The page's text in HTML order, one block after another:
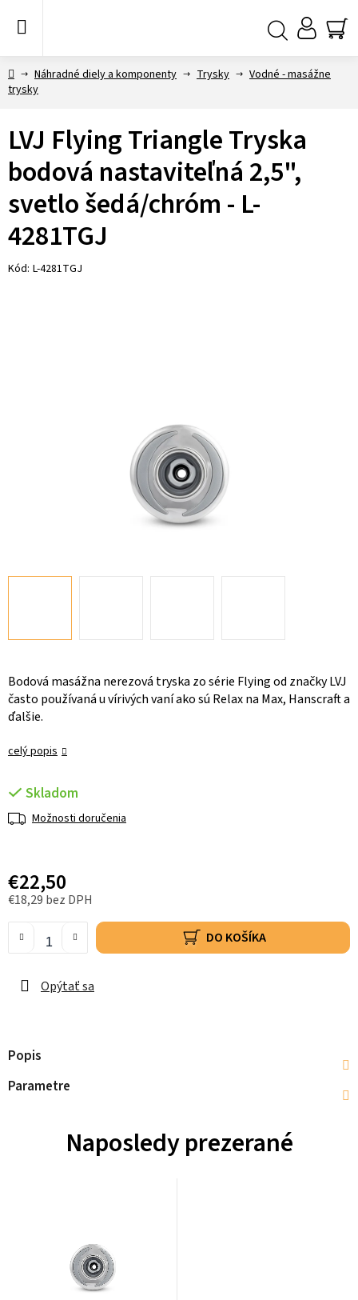
DomovNáhradné diely a komponenty Trysky
Vodné - masážne
trysky
Bodová masážna nerezová tryska zo série Flying od značky LVJ
často používaná u vírivých vaní ako sú Relax na Max, Hanscraft a
ďalšie.
celý popis
Skladom
Možnosti doručenia
€22,50
€18,29 bez DPH
DO KOŠÍKA
Opýtať sa
LVJ Flying Triangle Tryska
bodová nastaviteľná 2,5",
svetlo šedá/chróm - L-
4281TGJ
Kód: L-4281TGJ
Popis
Parametre
Naposledy prezerané